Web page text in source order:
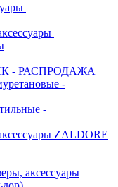
- РАСПРОДАЖА
-
-
ZALDORE
аксессуары